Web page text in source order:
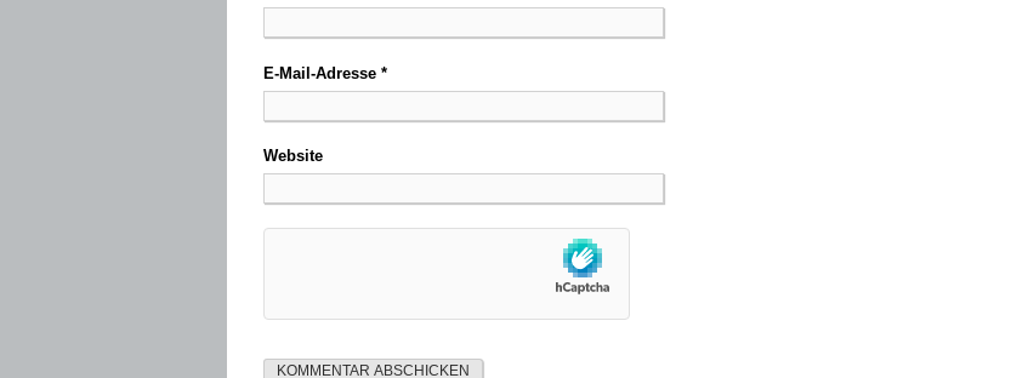
E-Mail-Adresse *
Website